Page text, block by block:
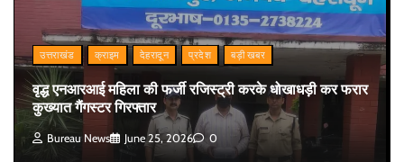
उत्तराखंड क्राइम देहरादून प्रदेश बड़ी खबर
वृद्ध एनआरआई महिला की फर्जी रजिस्ट्री करके धोखाधड़ी कर फरार
कुख्यात गैंगस्टर गिरफ्तार
Bureau News June 25, 2026 0